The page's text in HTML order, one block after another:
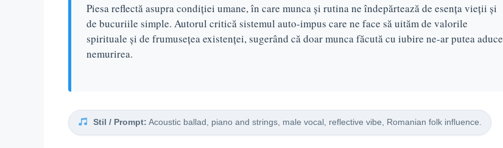
Piesa reflectă asupra condiției umane, în care munca și rutina ne îndepărtează de esența vieții și
de bucuriile simple. Autorul critică sistemul auto-impus care ne face să uităm de valorile
spirituale și de frumusețea existenței, sugerând că doar munca făcută cu iubire ne-ar putea aduce
nemurirea.
Stil / Prompt: Acoustic ballad, piano and strings, male vocal, reflective vibe, Romanian folk influence.